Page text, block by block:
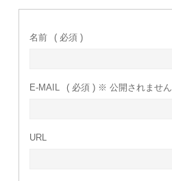
名前 ( 必須 )
E-MAIL ( 必須 ) ※ 公開されません
URL